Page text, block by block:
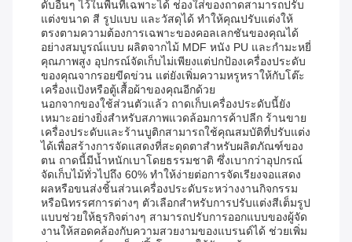
ดับอื่นๆ ไว้ในพื้นที่เฉพาะได้ ช่องใส่ของถาดสามารถปรับ
แต่งขนาด สี รูปแบบ และวัสดุได้ ทำให้คุณปรับแต่งให้
ตรงตามความต้องการเฉพาะของคอลเลกชันของคุณได้
อย่างสมบูรณ์แบบ ผลิตจากไม้ MDF หนัง PU และกำมะหยี่
คุณภาพสูง อุปกรณ์จัดเก็บไม่เพียงแต่ปกป้องเครื่องประดับ
ของคุณจากรอยขีดข่วน แต่ยังเพิ่มความหรูหราให้กับโต๊ะ
เครื่องแป้งหรือตู้เสื้อผ้าของคุณอีกด้วย
นอกจากของใช้ส่วนตัวแล้ว ถาดเก็บเครื่องประดับนี้ยัง
เหมาะอย่างยิ่งสำหรับสภาพแวดล้อมการค้าปลีก ร้านขาย
เครื่องประดับและร้านบูติกสามารถใช้คุณสมบัติที่ปรับแต่ง
ได้เพื่อสร้างการจัดแสดงที่สะดุดตาสำหรับผลิตภัณฑ์ของ
ตน ถาดนี้มีน้ำหนักเบาโดยธรรมชาติ ซึ่งเบากว่าอุปกรณ์
จัดเก็บไม้ทั่วไปถึง 60% ทำให้ง่ายต่อการจัดเรียงจอแสดง
ผลหรือขนส่งชิ้นส่วนเครื่องประดับระหว่างงานกิจกรรม
หรือนิทรรศการต่างๆ ตัวเลือกสำหรับการปรับแต่งสีเต็มรูป
แบบช่วยให้ธุรกิจต่างๆ สามารถปรับการออกแบบของผู้จัด
งานให้สอดคล้องกับความสวยงามของแบรนด์ได้ ช่วยเพิ่ม